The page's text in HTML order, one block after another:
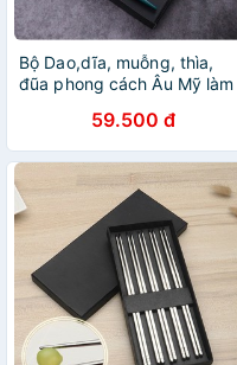
Bộ Dao,dĩa, muỗng, thìa,
đũa phong cách Âu Mỹ làm
59.500 đ